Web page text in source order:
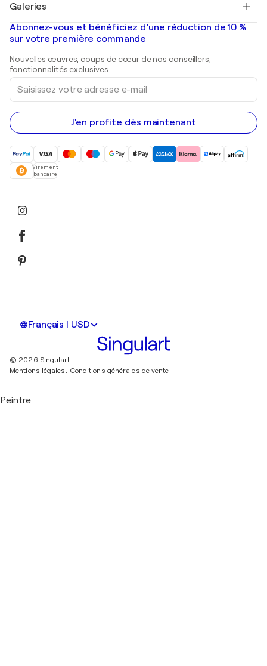
Banksy
Mr. Brainwash
Shepard Fairey
Tableaux abstraits à vendre
Peintures de paysage
Estampes
Peintures acryliques
Galeries
Galeries d'art en France
Galeries d'art en Belgique
Abonnez-vous et bénéficiez d’une réduction de 10 %
sur votre première commande
Nouvelles œuvres, coups de cœur de nos conseillers,
fonctionnalités exclusives.
Saisissez
votre
adresse
e-
mail
J'en profite dès maintenant
Virement
bancaire
Français | USD
© 2026 Singulart
Mentions légales.
Conditions générales de vente
Peintre